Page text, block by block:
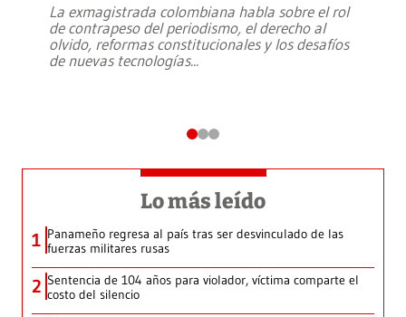
La exmagistrada colombiana habla sobre el rol
de contrapeso del periodismo, el derecho al
olvido, reformas constitucionales y los desafíos
de nuevas tecnologías...
Lo más leído
1 Panameño regresa al país tras ser desvinculado de las
fuerzas militares rusas
2 Sentencia de 104 años para violador, víctima comparte el
costo del silencio